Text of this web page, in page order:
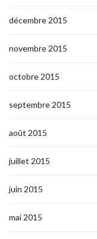
décembre 2015
novembre 2015
octobre 2015
septembre 2015
août 2015
juillet 2015
juin 2015
mai 2015